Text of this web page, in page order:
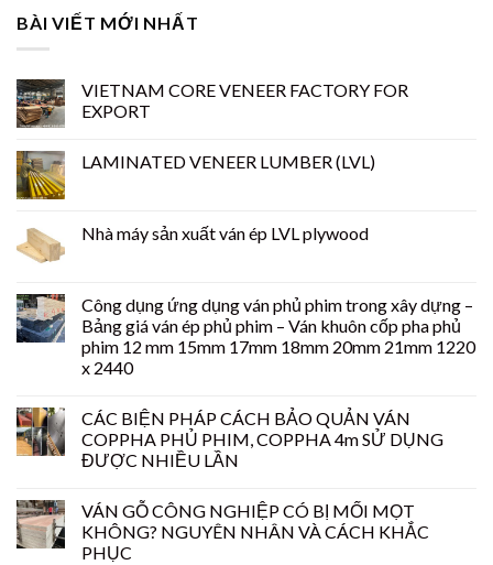
BÀI VIẾT MỚI NHẤT
VIETNAM CORE VENEER FACTORY FOR
EXPORT
LAMINATED VENEER LUMBER (LVL)
Nhà máy sản xuất ván ép LVL plywood
Công dụng ứng dụng ván phủ phim trong xây dựng –
Bảng giá ván ép phủ phim – Ván khuôn cốp pha phủ
phim 12 mm 15mm 17mm 18mm 20mm 21mm 1220
x 2440
CÁC BIỆN PHÁP CÁCH BẢO QUẢN VÁN
COPPHA PHỦ PHIM, COPPHA 4m SỬ DỤNG
ĐƯỢC NHIỀU LẦN
VÁN GỖ CÔNG NGHIỆP CÓ BỊ MỐI MỌT
KHÔNG? NGUYÊN NHÂN VÀ CÁCH KHẮC
PHỤC